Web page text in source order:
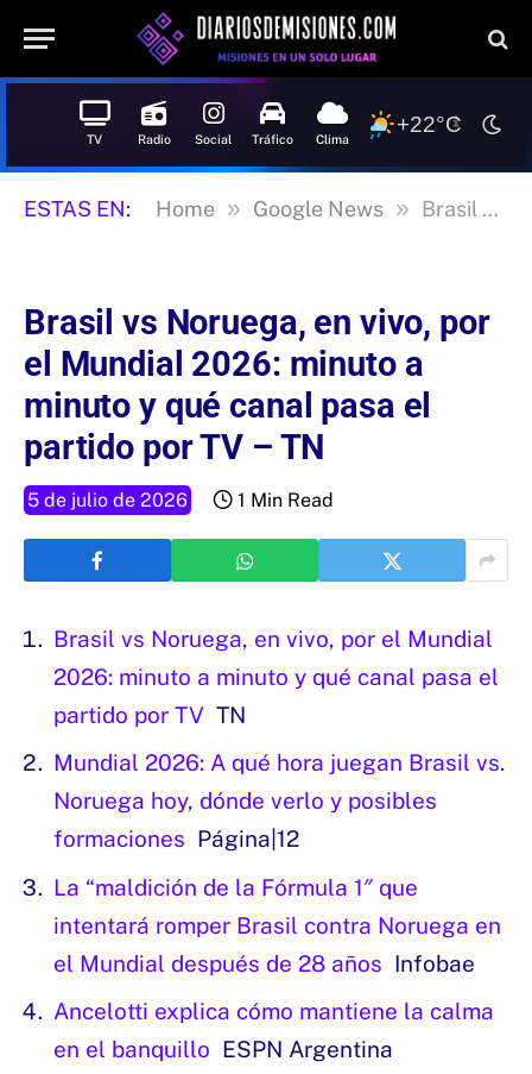
TV Radio Social Tráfico Clima
+22°C
ESTAS EN: Home » Google News » Brasil vs Noruega, en vivo, por el Mundial 2026: minuto a minuto y qué canal pasa el partido por TV – TN
Brasil vs Noruega, en vivo, por
el Mundial 2026: minuto a
minuto y qué canal pasa el
partido por TV – TN
5 de julio de 2026 1 Min Read
Brasil vs Noruega, en vivo, por el Mundial
2026: minuto a minuto y qué canal pasa el
partido por TV TN
Mundial 2026: A qué hora juegan Brasil vs.
Noruega hoy, dónde verlo y posibles
formaciones Página|12
La “maldición de la Fórmula 1″ que
intentará romper Brasil contra Noruega en
el Mundial después de 28 años Infobae
Ancelotti explica cómo mantiene la calma
en el banquillo ESPN Argentina